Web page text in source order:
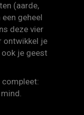
(aarde,
geheel
deze vier
ontwikkel je
ook je geest
compleet:
mind.